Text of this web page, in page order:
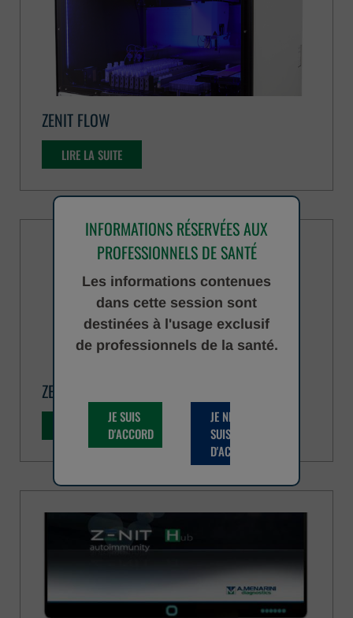
INFORMATIONS RÉSERVÉES AUX
PROFESSIONNELS DE SANTÉ
Les informations contenues
dans cette session sont
destinées à l'usage exclusif
de professionnels de la santé.
JE SUIS
D'ACCORD
JE NE
SUIS PAS
D'ACCORD
ZENIT FLOW
LIRE LA SUITE
ZENIT G-SIGHT
LIRE LA SUITE